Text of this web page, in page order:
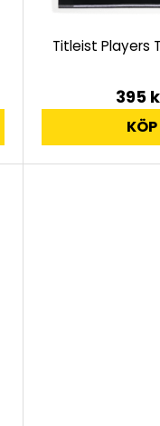
Titleist Players
395
KÖP